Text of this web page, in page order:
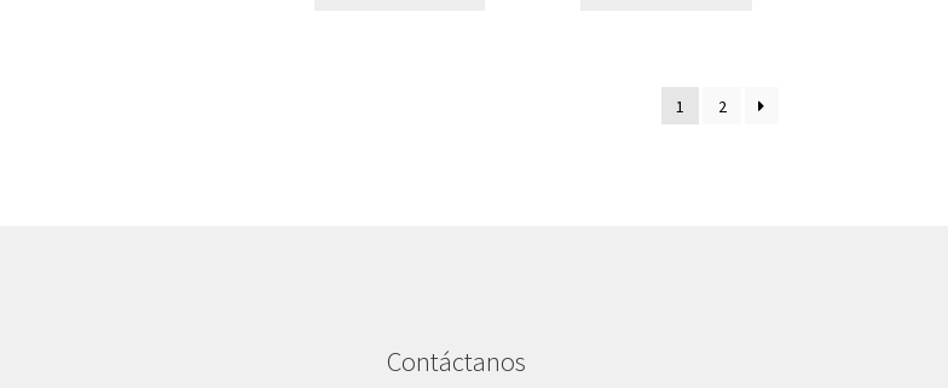
1 2
Contáctanos